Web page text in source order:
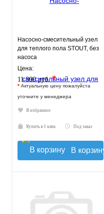
Насосно-смесительный узел
для теплого пола STOUT, без
насоса
Цена:
11 800 руб.*
* Актуальную цену пожалуйста
уточните у менеджера
В избранное
Купить в 1 клик Под заказ
В корзину